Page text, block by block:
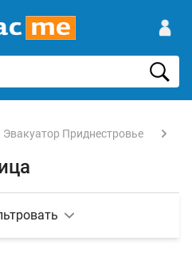
Эвакуатор Приднестровье